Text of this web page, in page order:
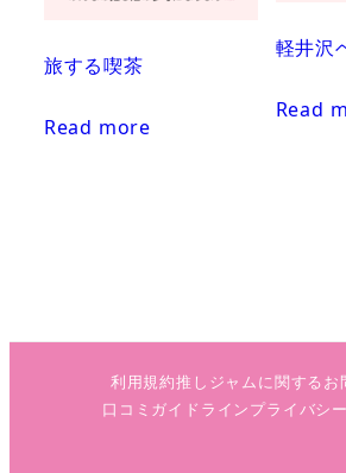
旅する喫茶
Read more
軽井沢
Read
利用規約推しジャムに関するお
口コミガイドラインプライバシ